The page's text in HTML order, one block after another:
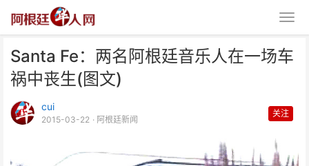
Santa Fe：两名阿根廷音乐人在一场车
祸中丧生(图文)
cui
2015-03-22 · 阿根廷新闻
关注
Santa Fe：两名阿根廷音乐人在